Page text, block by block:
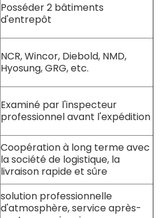
Posséder 2 bâtiments
d'entrepôt
NCR, Wincor, Diebold, NMD,
Hyosung, GRG, etc.
Examiné par l'inspecteur
professionnel avant l'expédition
Coopération à long terme avec
la société de logistique, la
livraison rapide et sûre
solution professionnelle
d'atmosphère, service après-